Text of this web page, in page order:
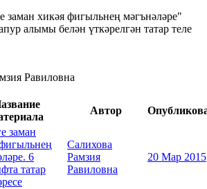
заман хикәя фигыльнең мәгънәләре"
алымы белән үткәрелгән татар теле
Равиловна
Автор
заман
6
татар
Салихова
Рамзия
Равиловна
20 Мар 2015